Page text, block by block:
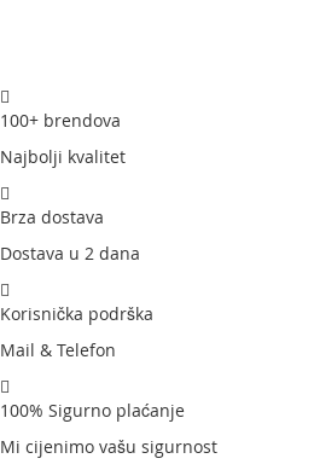
100+ brendova
Najbolji kvalitet
Brza dostava
Dostava u 2 dana
Korisnička podrška
Mail & Telefon
100% Sigurno plaćanje
Mi cijenimo vašu sigurnost